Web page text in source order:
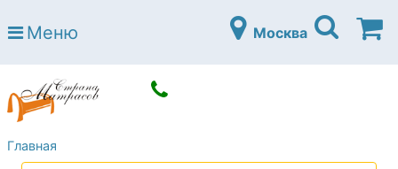
Страна матрасов
Open submenu (Матрасы)
Open submenu (Кровати)
Кровати
Open submenu (Аксессуары)
Open submenu (Диваны)
Диваны
Меню Москва
Главная